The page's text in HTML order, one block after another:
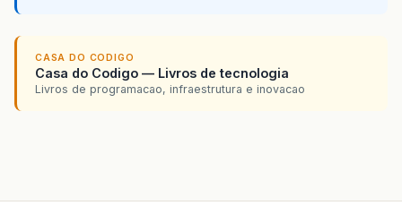
CASA DO CODIGO
Casa do Codigo — Livros de tecnologia
Livros de programacao, infraestrutura e inovacao